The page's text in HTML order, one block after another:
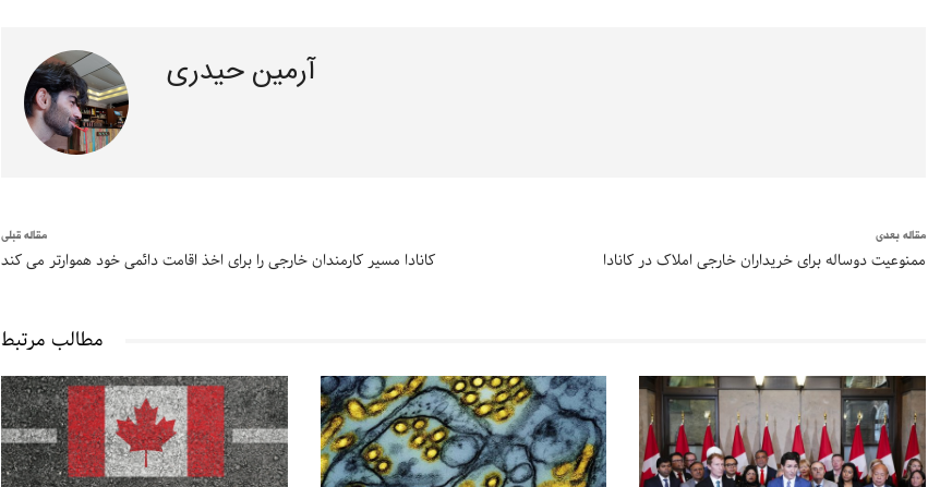
آرمین حیدری
مقاله قبلی
کانادا مسیر کارمندان خارجی را برای اخذ اقامت دائمی خود هموارتر می کند
مقاله بعدی
ممنوعیت دوساله برای خریداران خارجی املاک در کانادا
مطالب مرتبط